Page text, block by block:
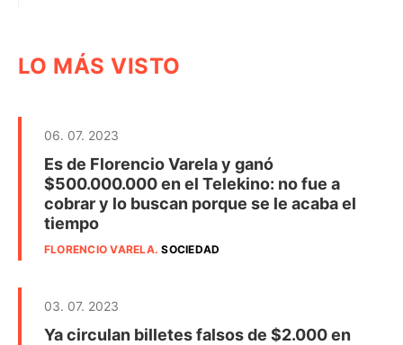
LO MÁS VISTO
06. 07. 2023
Es de Florencio Varela y ganó
$500.000.000 en el Telekino: no fue a
cobrar y lo buscan porque se le acaba el
tiempo
FLORENCIO VARELA.SOCIEDAD
03. 07. 2023
Ya circulan billetes falsos de $2.000 en